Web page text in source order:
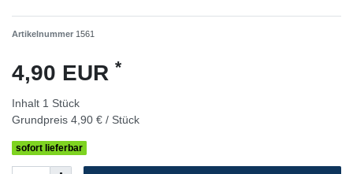
Artikelnummer 1561
4,90 EUR *
Inhalt 1 Stück
Grundpreis 4,90 € / Stück
sofort lieferbar